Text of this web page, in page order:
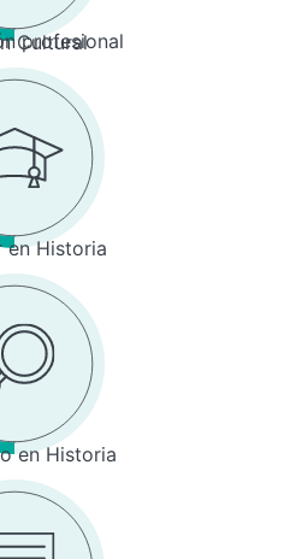
profesional
Cultural
en Historia
en Historia